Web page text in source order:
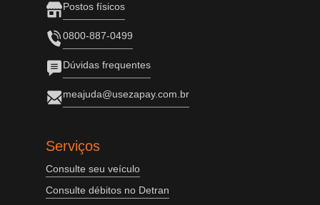
Postos físicos
0800-887-0499
Dúvidas frequentes
meajuda@usezapay.com.br
Serviços
Consulte seu veículo
Consulte débitos no Detran